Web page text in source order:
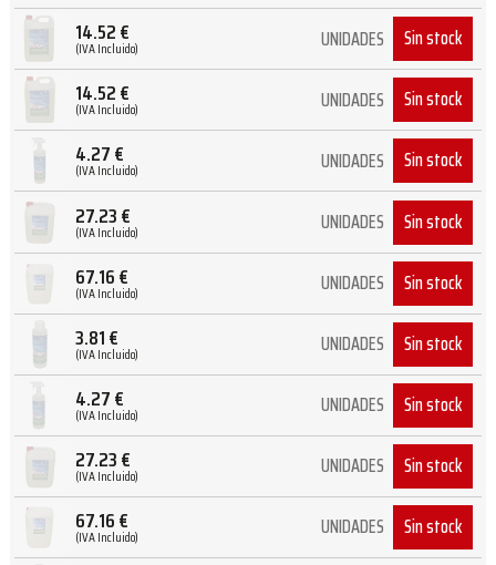
14.52€
(IVA Incluido) UNIDADES Sin stock
14.52€
(IVA Incluido) UNIDADES Sin stock
4.27€
(IVA Incluido) UNIDADES Sin stock
27.23€
(IVA Incluido) UNIDADES Sin stock
67.16€
(IVA Incluido) UNIDADES Sin stock
3.81€
(IVA Incluido) UNIDADES Sin stock
4.27€
(IVA Incluido) UNIDADES Sin stock
27.23€
(IVA Incluido) UNIDADES Sin stock
67.16€
(IVA Incluido) UNIDADES Sin stock